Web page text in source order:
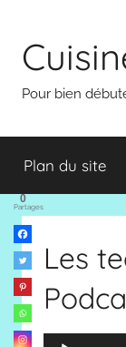
contenu
Pour bien
Plan du site
Les
0
Partages